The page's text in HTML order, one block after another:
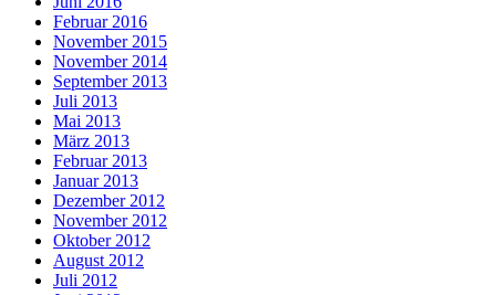
Februar 2016
November 2015
November 2014
September 2013
Juli 2013
Mai 2013
März 2013
Februar 2013
Januar 2013
Dezember 2012
November 2012
Oktober 2012
August 2012
Juli 2012